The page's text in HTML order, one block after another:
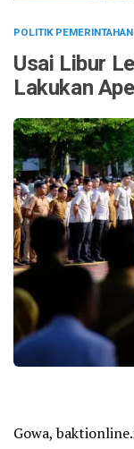
POLITIK PEMERINTAHAN
Usai Libur
Lakukan
Gowa,